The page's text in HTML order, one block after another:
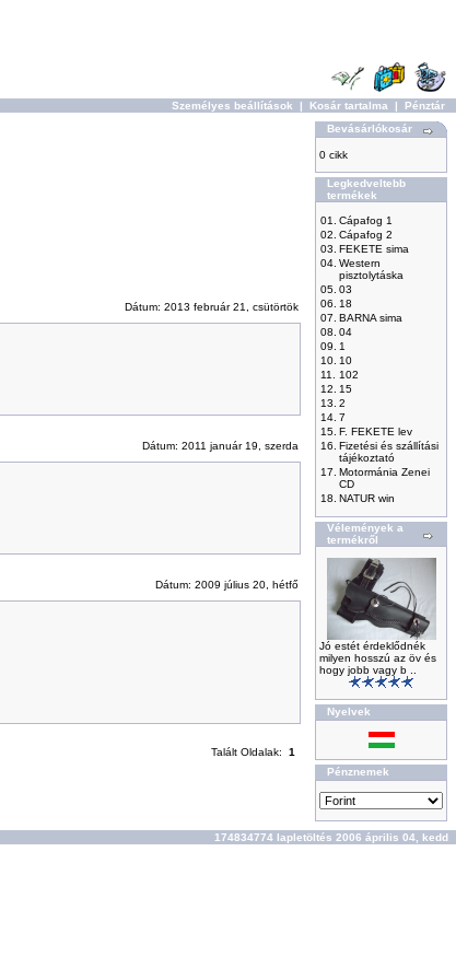
Személyes beállítások | Kosár tartalma | Pénztár
Dátum: 2013 február 21, csütörtök
Dátum: 2011 január 19, szerda
Dátum: 2009 július 20, hétfő
Talált Oldalak: 1
Bevásárlókosár
0 cikk
Legkedveltebb
termékek
01.
Cápafog 1
02. Cápafog 2
03. FEKETE sima
04. Western
pisztolytáska
05. 03
06.
18
07. BARNA sima
08. 04
09.
1
10. 10
11.
102
12.
15
13. 2
14. 7
15. F. FEKETE lev
16. Fizetési és szállítási
tájékoztató
17. Motormánia Zenei
CD
18. NATUR win
Vélemények a
termékről
Jó estét érdeklődnék
milyen hosszú az öv és
hogy jobb vagy b ..
Nyelvek
Pénznemek
174834774 lapletöltés 2006 április 04, kedd